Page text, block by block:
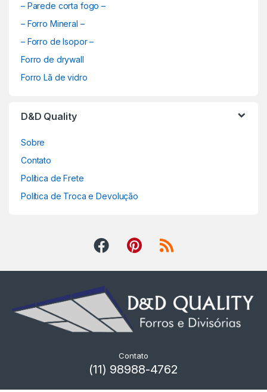
– Parede corta fogo –
– Forro Mineral –
– Forro de Isopor –
Forro de drywall
Forro Lã de vidro
D&D Quality
Sobre
Contato
Política de Frete
Política de Troca e Devolução
Contato
(11) 98988-4762